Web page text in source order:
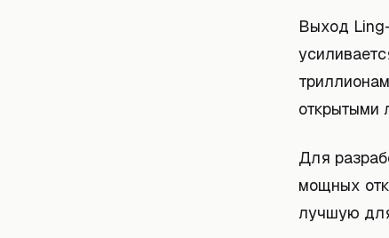
Выход
открытыми
Для
мощных
лучшую